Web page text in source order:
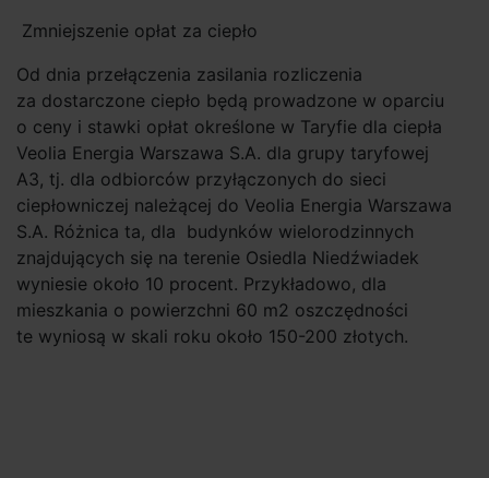
Zmniejszenie opłat za ciepło
Od dnia przełączenia zasilania rozliczenia
za dostarczone ciepło będą prowadzone w oparciu
o ceny i stawki opłat określone w Taryfie dla ciepła
Veolia Energia Warszawa S.A. dla grupy taryfowej
A3, tj. dla odbiorców przyłączonych do sieci
ciepłowniczej należącej do Veolia Energia Warszawa
S.A. Różnica ta, dla budynków wielorodzinnych
znajdujących się na terenie Osiedla Niedźwiadek
wyniesie około 10 procent. Przykładowo, dla
mieszkania o powierzchni 60 m2 oszczędności
te wyniosą w skali roku około 150-200 złotych.